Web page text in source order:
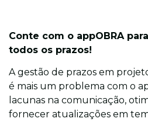
Conte com o appOBRA
todos os prazos!
A gestão de prazos em
é mais um problema com o
lacunas na comunicação,
fornecer atualizações em